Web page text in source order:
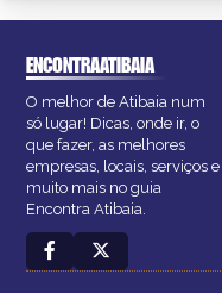
ENCONTRAATIBAIA
O melhor de Atibaia num
só lugar! Dicas, onde ir, o
que fazer, as melhores
empresas, locais, serviços e
muito mais no guia
Encontra Atibaia.